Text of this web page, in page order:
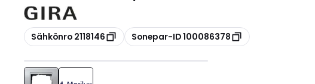
Kopioi
Sähkönro 2118146 Kopioi
Sonepar-ID 100086378